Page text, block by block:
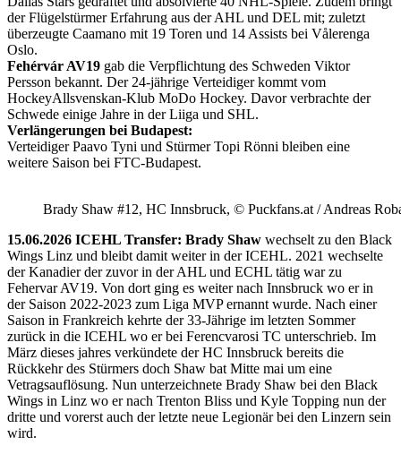
der Flügelstürmer Erfahrung aus der AHL und DEL mit; zuletzt
überzeugte Caamano mit 19 Toren und 14 Assists bei Vålerenga
Oslo.
Fehérvár AV19 gab die Verpflichtung des Schweden Viktor
Persson bekannt. Der 24-jährige Verteidiger kommt vom
HockeyAllsvenskan-Klub MoDo Hockey. Davor verbrachte der
Schwede einige Jahre in der Liiga und SHL.
Verlängerungen bei Budapest:
Verteidiger Paavo Tyni und Stürmer Topi Rönni bleiben eine
weitere Saison bei FTC-Budapest.
Brady Shaw #12, HC Innsbruck, © Puckfans.at / Andreas
15.06.2026 ICEHL Transfer: Brady Shaw wechselt zu den Black
Wings Linz und bleibt damit weiter in der ICEHL. 2021 wechselte
der Kanadier der zuvor in der AHL und ECHL tätig war zu
Fehervar AV19. Von dort ging es weiter nach Innsbruck wo er in
der Saison 2022-2023 zum Liga MVP ernannt wurde. Nach einer
Saison in Frankreich kehrte der 33-Jährige im letzten Sommer
zurück in die ICEHL wo er bei Ferencvarosi TC unterschrieb. Im
März dieses jahres verkündete der HC Innsbruck bereits die
Rückkehr des Stürmers doch Shaw bat Mitte mai um eine
Vetragsauflösung. Nun unterzeichnete Brady Shaw bei den Black
Wings in Linz wo er nach Trenton Bliss und Kyle Topping nun der
dritte und vorerst auch der letzte neue Legionär bei den Linzern sein
wird.